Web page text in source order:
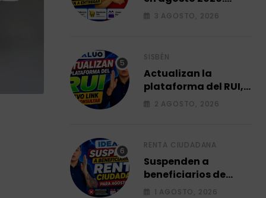
subsidios que van a
3 AGOSTO, 2026
SISBÉN
Actualizan la
plataforma del RUI,
Link para consultar
2 AGOSTO, 2026
RENTA CIUDADANA
Suspenden a
beneficiarios de
renta ciudadana
1 AGOSTO, 2026